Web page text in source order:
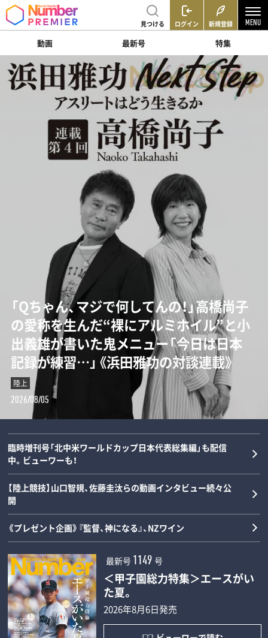
見つける ログイン 新規登録
動画 最新号 特集
【甲子園】横浜高校の“歴代最強エース”は
誰なのか…松坂大輔と渡辺元智が語
る“背番号1”の条件「人間的には丹波し
かない」
野球
2026/08/05
「Qちゃん、マジで何してんの！」高橋尚子
の愛称を生んだ“裸にアルミホイル”と小
出義雄が書いた鬼メニュー「今日は日本
記録が練習…」《浜田雅功の対談連載》
陸上
2026/08/05
“持たざる者”と“持てる者”が直線でつ
ながる…カーボベルデとメッシの守備が
思い出せてくれた「サッカーの根っこ」と
は？《W杯コラム》
サッカー
2026/08/04
臨時増刊号「北中米ワールドカップ日本代表総集編」も配信
中。ビューワーも！
【陸上競技】山口智規、佐藤圭汰らの動画インタビュー続々公
開
《プレゼント企画》『監督、神になる』、NZワイン
最新号 1149 号
＜甲子園総力特集＞エースがい
た夏。
2026年8月6日発売